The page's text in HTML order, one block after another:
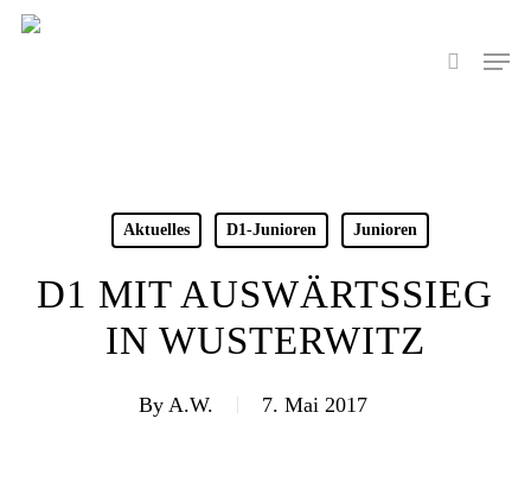
Skip
search
Menu
Aktuelles D1-Junioren Junioren
D1 MIT AUSWÄRTSSIEG
IN WUSTERWITZ
By A.W. 7. Mai 2017